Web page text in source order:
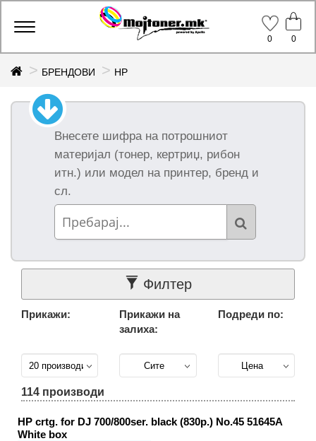
Toggle
0
0
БРЕНДОВИ HP
Внесете шифра на потрошниот
материјал (тонер, кертриџ, рибон
итн.) или модел на принтер, бренд и
сл.
Филтер
Прикажи:
Прикажи на
залиха:
Подреди по:
114 производи
Производи
Групи
материјал (1)
(69)
Подгрупи
(113)
HP crtg. for DJ 700/800ser. black (830p.) No.45 51645A
White box